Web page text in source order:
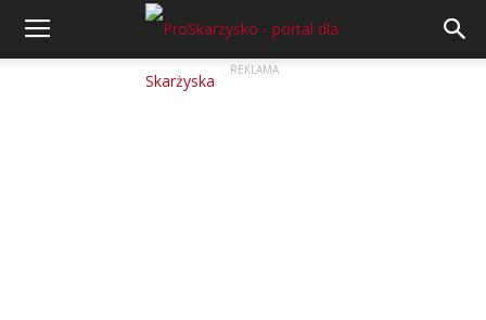
REKLAMA